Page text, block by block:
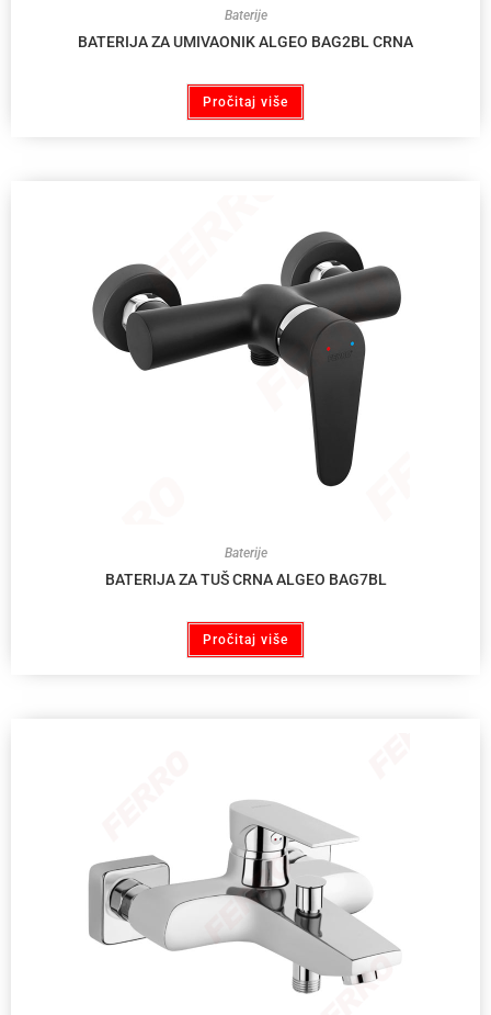
Baterije
BATERIJA ZA UMIVAONIK ALGEO BAG2BL CRNA
Pročitaj više
Baterije
BATERIJA ZA TUŠ CRNA ALGEO BAG7BL
Pročitaj više